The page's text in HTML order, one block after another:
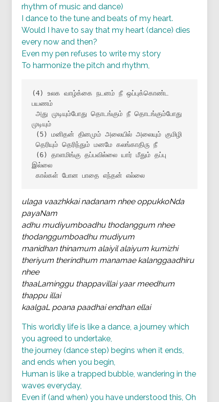
rhythm of music and dance)
I dance to the tune and beats of my heart.
Would I have to say that my heart (dance) dies
every now and then?
Even my pen refuses to write my story
To harmonize the pitch and rhythm,
(4) உலக வாழ்க்கை நடனம் நீ ஒப்புக்கொண்ட
பயணம்
முடியும்
இல்லை
கால்கள் போன பாதை எந்தன் எல்லை
ulaga vaazhkkai nadanam nhee oppukkoNda
payaNam
adhu mudiyumboadhu thodanggum nhee
thodanggumboadhu mudiyum
manidhan thinamum alaiyil alaiyum kumizhi
theriyum therindhum manamae kalanggaadhiru
nhee
thaaLaminggu thappavillai yaar meedhum
thappu illai
kaalgaL poana paadhai endhan ellai
This worldly life is like a dance, a journey which
you agreed to undertake,
the journey (dance step) begins when it ends,
and ends when you begin,
Human is like a trapped bubble, wandering in the
waves everyday,
Even if (and when) you have understood this, Oh